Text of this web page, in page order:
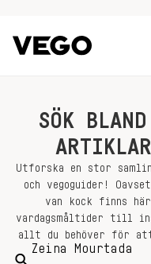
SÖK
Utforska en stor
och vegoguider!
van kock finns
vardagsmåltider till
allt du behöver för att
Sök